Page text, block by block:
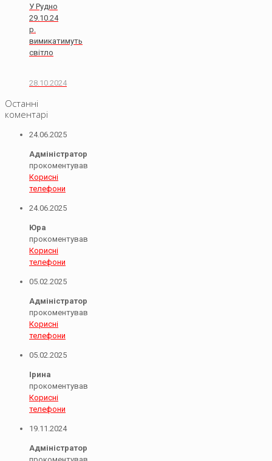
У Рудно
29.10.24
р.
вимикатимуть
світло
28.10.2024
Останні
коментарі
24.06.2025
Адміністратор
прокоментував
Корисні
телефони
24.06.2025
Юра
прокоментував
Корисні
телефони
05.02.2025
Адміністратор
прокоментував
Корисні
телефони
05.02.2025
Ірина
прокоментував
Корисні
телефони
19.11.2024
Адміністратор